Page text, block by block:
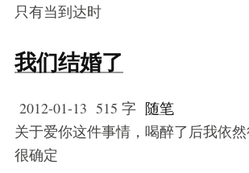
只有当到达时
我们结婚了
2012-01-13 515 字 随笔
关于爱你这件事情，喝醉了后我依
很确定